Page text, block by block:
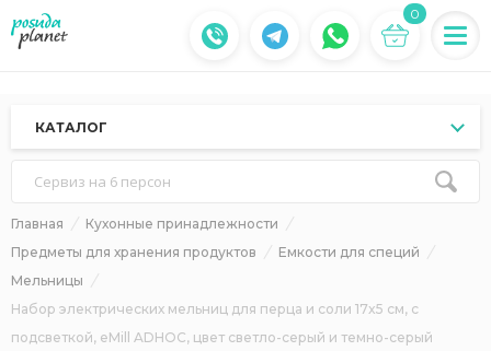
0
КАТАЛОГ
Сервиз на 6 персон
Главная
Кухонные принадлежности
Предметы для хранения продуктов
Емкости для специй
Мельницы
Набор электрических мельниц для перца и соли 17x5 см, с
подсветкой, eMill ADHOC, цвет светло-серый и темно-серый